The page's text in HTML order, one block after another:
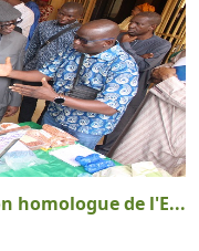
homologue de l'E...